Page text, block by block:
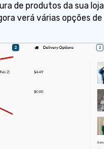
de produtos da sua
verá várias opções de